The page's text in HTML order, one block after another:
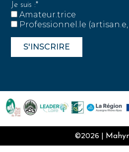
Je suis :*
Amateur.trice
Professionnel.le (artisan.e,
©2026 |